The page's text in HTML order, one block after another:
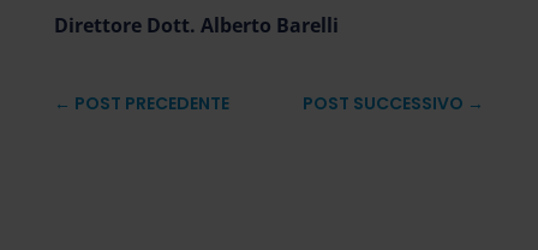
Direttore Dott. Alberto Barelli
← POST PRECEDENTE POST SUCCESSIVO →